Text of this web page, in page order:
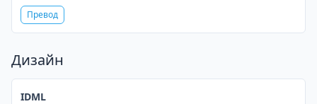
Превод
Дизайн
IDML